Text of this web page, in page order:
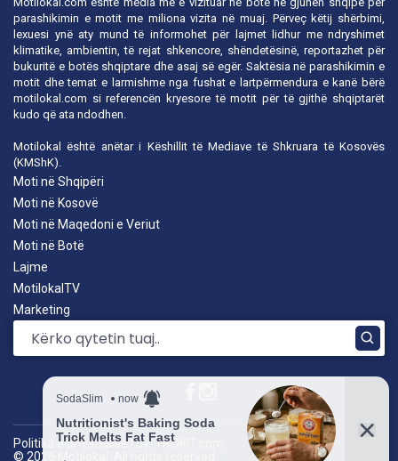
parashikimin e motit me miliona vizita në muaj. Përveç këtij shërbimi,
lexuesi ynë aty mund të informohet për lajmet lidhur me ndryshimet
klimatike, ambientin, të rejat shkencore, shëndetësinë, reportazhet për
bukuritë e botës shqiptare dhe asaj së egër. Saktësia në parashikimin e
motit dhe temat e larmishme nga fushat e lartpërmendura e kanë bërë
motilokal.com si referencën kryesore të motit për të gjithë shqiptarët
kudo që ata ndodhen.
Motilokal është anëtar i Këshillit të Mediave të Shkruara të Kosovës
(KMShK).
Moti në Shqipëri
Moti në Kosovë
Moti në Maqedoni e Veriut
Moti në Botë
Lajme
MotilokalTV
Marketing
© 2026 Motilokal. All rights reserved
Politika e privatësisë |by: TROKIT.com